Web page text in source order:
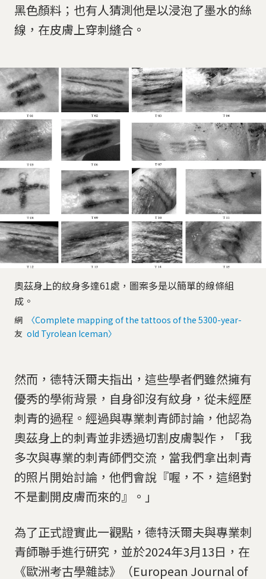
黑色顏料；也有人猜測他是以浸泡了墨水的絲
線，在皮膚上穿刺縫合。
奧茲身上的紋身多達61處，圖案多是以簡單的線條組
成。
網
友
〈Complete mapping of the tattoos of the 5300-year-
old Tyrolean Iceman〉
然而，德特沃爾夫指出，這些學者們雖然擁有
優秀的學術背景，自身卻沒有紋身，從未經歷
刺青的過程。經過與專業刺青師討論，他認為
奧茲身上的刺青並非透過切割皮膚製作，「我
多次與專業的刺青師們交流，當我們拿出刺青
的照片開始討論，他們會說『喔，不，這絕對
不是劃開皮膚而來的』。」
為了正式證實此一觀點，德特沃爾夫與專業刺
青師聯手進行研究，並於2024年3月13日，在
《歐洲考古學雜誌》（European Journal of